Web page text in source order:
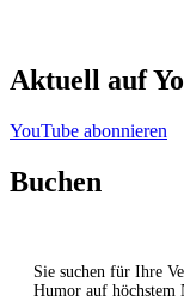
Aktuell auf
YouTube abonnieren
Buchen
Sie suchen für Ihre
Humor auf höchstem